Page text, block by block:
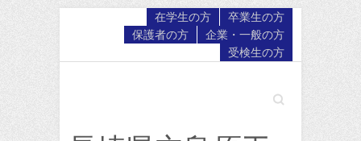
卒業生の方
在学生の方
企業・一般の方
保護者の方
受検生の方
Search